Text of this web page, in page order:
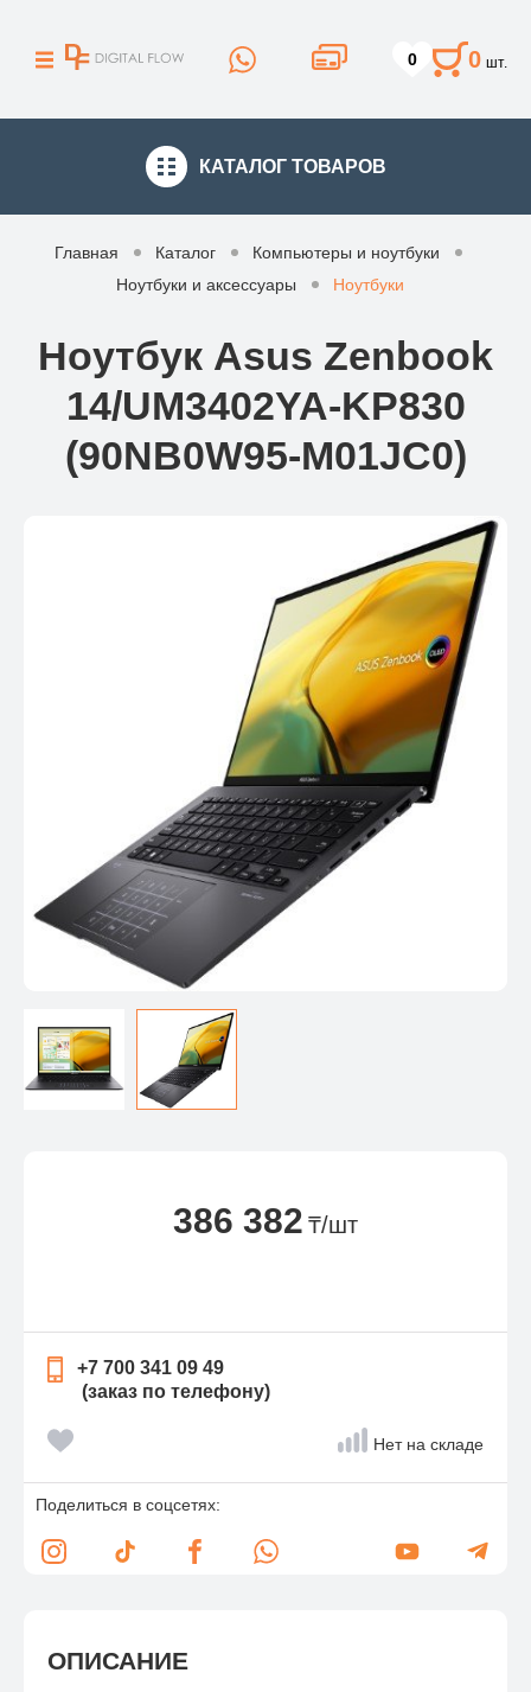
0 0 шт.
КАТАЛОГ ТОВАРОВ
Главная Каталог
Компьютеры и ноутбуки
Ноутбуки и аксессуары
Ноутбуки
Ноутбук Asus Zenbook
14/UM3402YA-KP830
(90NB0W95-M01JC0)
ОПИСАНИЕ
386 382 ₸/шт
+7 700 341 09 49
(заказ по телефону)
Нет на складе
Поделиться в соцсетях: